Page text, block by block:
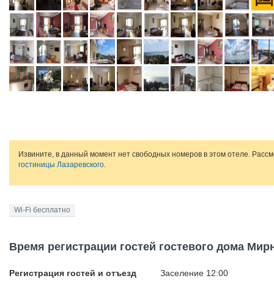
Извините, в данный момент нет свободных номеров в этом отеле.
гостиницы Лазаревского.
Wi-Fi бесплатно
Время регистрации гостей гостевого дома
Регистрация гостей и отъезд Заселение 12:00